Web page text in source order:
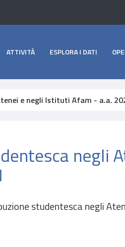
ATTIVITÀ ESPLORA I DATI
e negli Istituti Afam - a.a.
negli
studentesca negli